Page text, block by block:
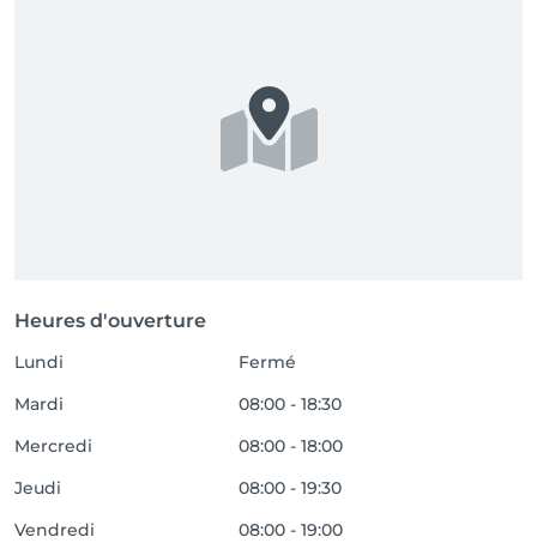
Heures d'ouverture
Lundi
Fermé
Mardi
08:00 - 18:30
Mercredi
08:00 - 18:00
Jeudi
08:00 - 19:30
Vendredi
08:00 - 19:00